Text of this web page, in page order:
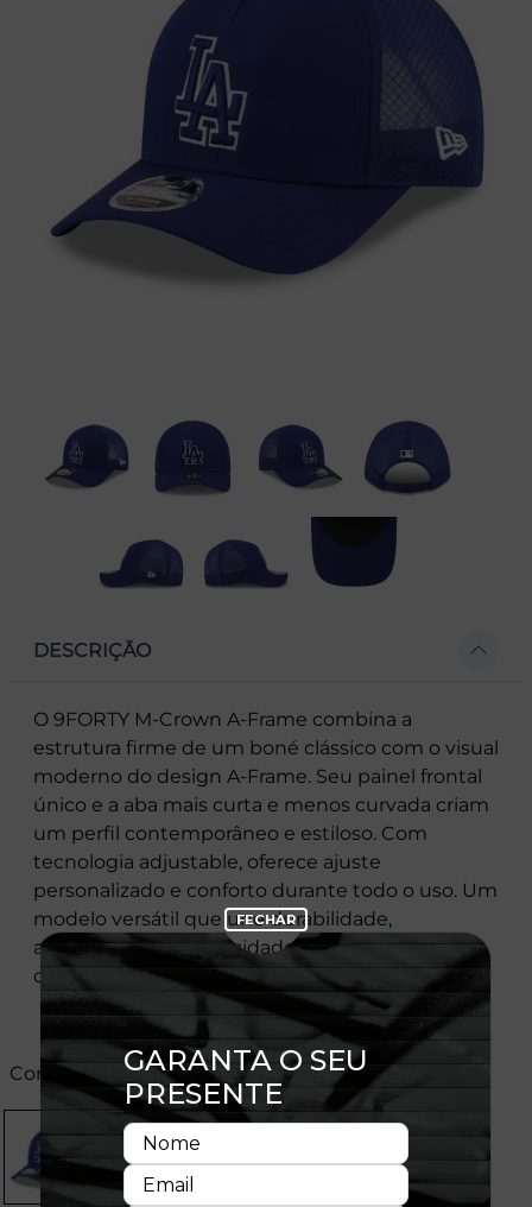
DESCRIÇÃO
O 9FORTY M-Crown A-Frame combina a
estrutura firme de um boné clássico com o visual
moderno do design A-Frame. Seu painel frontal
único e a aba mais curta e menos curvada criam
um perfil contemporâneo e estiloso. Com
tecnologia adjustable, oferece ajuste
personalizado e conforto durante todo o uso. Um
modelo versátil que une durabilidade,
autenticidade e praticidade em qualquer
ocasião.
Cores: